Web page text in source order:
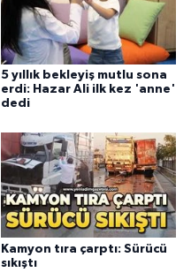
5 yıllık bekleyiş mutlu sona
erdi: Hazar Ali ilk kez 'anne'
dedi
Kamyon tıra çarptı: Sürücü
sıkıştı